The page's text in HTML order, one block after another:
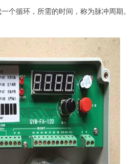
个循环，所需的时间，称为脉冲周期。